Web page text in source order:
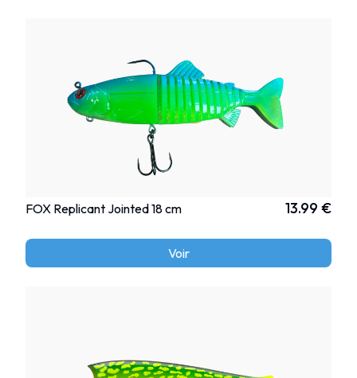
FOX Replicant Jointed 18 cm 13.99 €
Voir